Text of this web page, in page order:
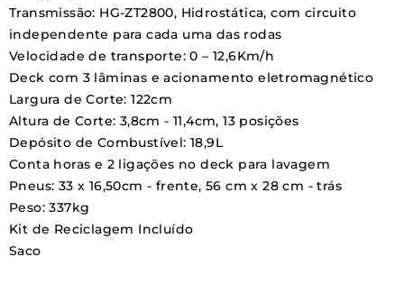
Transmissão: HG-ZT2800, Hidrostática, com circuito
independente para cada uma das rodas
Velocidade de transporte: 0 – 12,6Km/h
Deck com 3 lâminas e acionamento eletromagnético
Largura de Corte: 122cm
Altura de Corte: 3,8cm - 11,4cm, 13 posições
Depósito de Combustível: 18,9L
Conta horas e 2 ligações no deck para lavagem
Pneus: 33 x 16,50cm - frente, 56 cm x 28 cm - trás
Peso: 337kg
Kit de Reciclagem Incluído
Saco